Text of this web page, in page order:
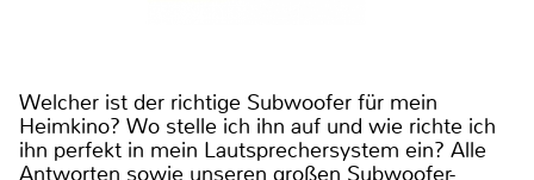
Welcher ist der richtige Subwoofer für mein
Heimkino? Wo stelle ich ihn auf und wie richte ich
ihn perfekt in mein Lautsprechersystem ein? Alle